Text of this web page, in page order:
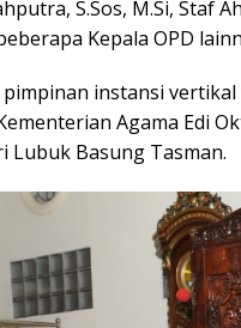
S.Sos, M.Si, Staf
Kepala OPD
instansi
Agama Edi
Lubuk Basung Tasman.